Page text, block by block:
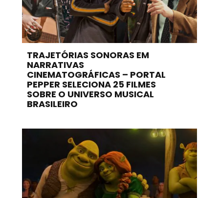
TRAJETÓRIAS SONORAS EM
NARRATIVAS
CINEMATOGRÁFICAS – PORTAL
PEPPER SELECIONA 25 FILMES
SOBRE O UNIVERSO MUSICAL
BRASILEIRO